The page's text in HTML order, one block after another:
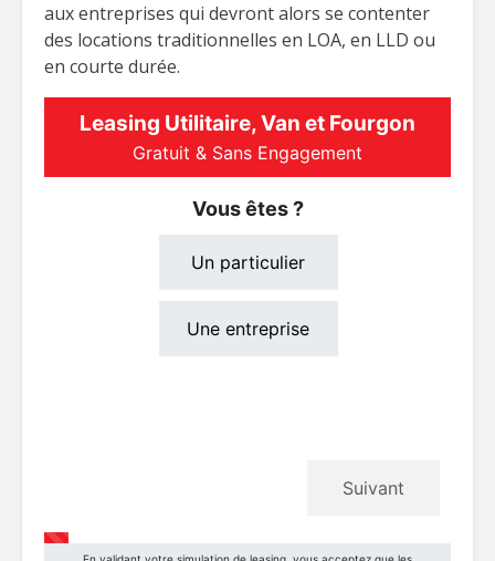
aux entreprises qui devront alors se contenter
des locations traditionnelles en LOA, en LLD ou
en courte durée.